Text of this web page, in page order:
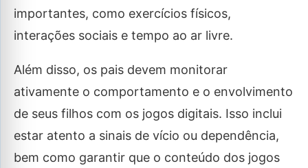
importantes, como exercícios físicos,
interações sociais e tempo ao ar livre.
Além disso, os pais devem monitorar
ativamente o comportamento e o envolvimento
de seus filhos com os jogos digitais. Isso inclui
estar atento a sinais de vício ou dependência,
bem como garantir que o conteúdo dos jogos